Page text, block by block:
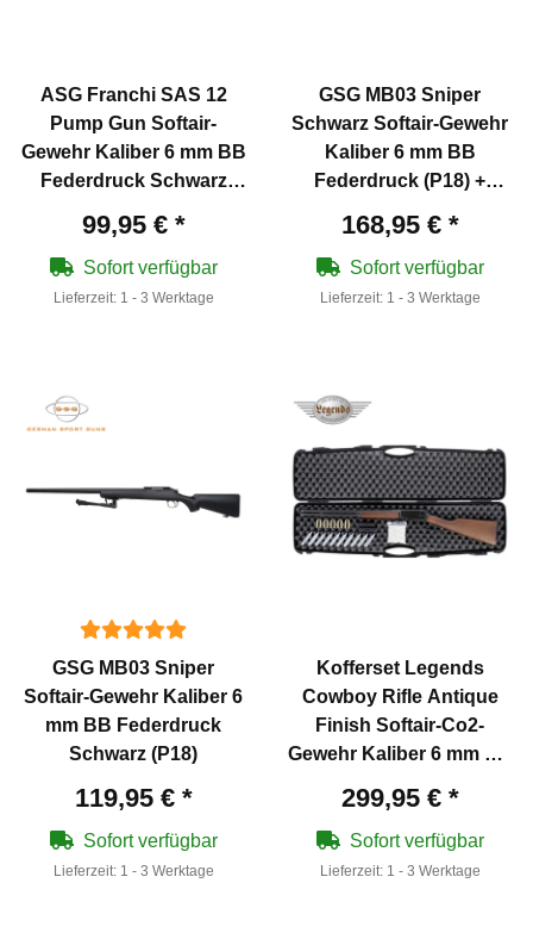
ASG Franchi SAS 12
Pump Gun Softair-
Gewehr Kaliber 6 mm BB
Federdruck Schwarz
99,95 € *
Sofort verfügbar
Lieferzeit: 1 - 3 Werktage
GSG MB03 Sniper
Schwarz Softair-Gewehr
Kaliber 6 mm BB
Federdruck (P18) +
168,95 € *
Sofort verfügbar
Lieferzeit: 1 - 3 Werktage
GSG MB03 Sniper
Softair-Gewehr Kaliber 6
mm BB Federdruck
Schwarz (P18)
119,95 € *
Sofort verfügbar
Lieferzeit: 1 - 3 Werktage
Kofferset Legends
Cowboy Rifle Antique
Finish Softair-Co2-
Gewehr Kaliber 6 mm BB
299,95 € *
Sofort verfügbar
Lieferzeit: 1 - 3 Werktage